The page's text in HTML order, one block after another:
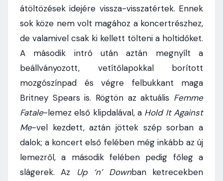
átöltözések idejére vissza-visszatértek. Ennek
sok köze nem volt magához a koncertrészhez,
de valamivel csak ki kellett tölteni a holtidőket.
A második intró után aztán megnyílt a
beállványozott, vetítőlapokkal borított
mozgószínpad és végre felbukkant maga
Britney Spears is. Rögtön az aktuális Femme
Fatale-lemez első klipdalával, a Hold It Against
Me-vel kezdett, aztán jöttek szép sorban a
dalok; a koncert első felében még inkább az új
lemezről, a második felében pedig főleg a
slágerek. Az Up ‘n’ Downban ketrecekben